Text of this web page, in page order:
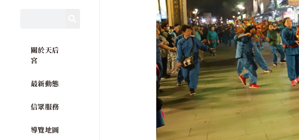
關於天后
宮
最新動態
信眾服務
導覽地圖